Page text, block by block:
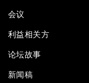
会议
利益相关方
论坛故事
新闻稿